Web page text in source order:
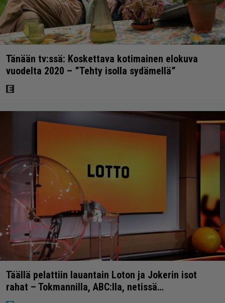
Tänään tv:ssä: Koskettava kotimainen elokuva
vuodelta 2020 – ”Tehty isolla sydämellä”
Täällä pelattiin lauantain Loton ja Jokerin isot
rahat – Tokmannilla, ABC:lla, netissä…